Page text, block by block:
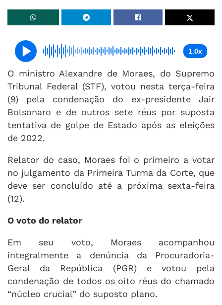
1.0x
O ministro Alexandre de Moraes, do Supremo
Tribunal Federal (STF), votou nesta terça-feira
(9) pela condenação do ex-presidente Jair
Bolsonaro e de outros sete réus por suposta
tentativa de golpe de Estado após as eleições
de 2022.
Relator do caso, Moraes foi o primeiro a votar
no julgamento da Primeira Turma da Corte, que
deve ser concluído até a próxima sexta-feira
(12).
O voto do relator
Em seu voto, Moraes acompanhou
integralmente a denúncia da Procuradoria-
Geral da República (PGR) e votou pela
condenação de todos os oito réus do chamado
“núcleo crucial” do suposto plano.